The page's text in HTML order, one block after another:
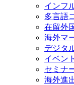
インフ
多言語
在留外
海外マ
デジタ
イベント
セミナ
海外進